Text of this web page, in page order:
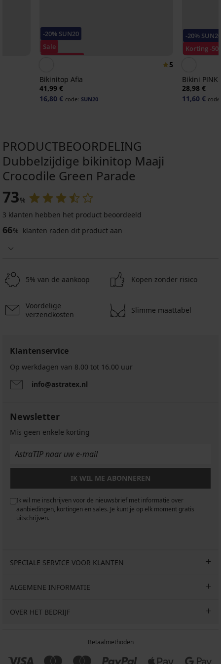
-20% SUN20
Sale
5
Bikinitop Afia
41,99 €
16,80 € code: SUN20
-20%
Korting -
Bikini PINK
28,98 €
11,60 €
Sale -50%
-20 % SUN20
Bikinitop
Cannes
30,00
24,00
€
Sale -50%
-20 % SUN20
Bikinitop
Nala
up
€
€
12,39
€
SUN20
PRODUCTBEOORDELING
Dubbelzijdige bikinitop Maaji
Crocodile Green Parade
73%
3 klanten hebben het product beoordeeld
66% klanten raden dit product aan
5% van de aankoop Kopen zonder risico
Voordelige
verzendkosten
Slimme maattabel
Klantenservice
Op werkdagen van 8.00 tot 16.00 uur
info@astratex.nl
Newsletter
Mis geen enkele korting
IK WIL ME ABONNEREN
Ik wil me inschrijven voor de nieuwsbrief met informatie over
aanbiedingen, kortingen en sales. Je kunt je op elk moment gratis
uitschrijven.
SPECIALE SERVICE VOOR KLANTEN
ALGEMENE INFORMATIE
OVER HET BEDRIJF
Betaalmethoden